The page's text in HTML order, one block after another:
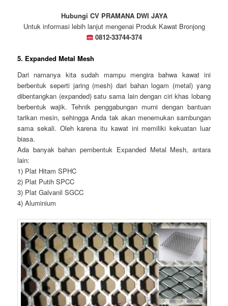
Hubungi CV PRAMANA DWI JAYA
Untuk informasi lebih lanjut mengenai Produk Kawat Bronjong
0812-33744-374
5. Expanded Metal Mesh
Dari namanya kita sudah mampu mengira bahwa kawat ini
berbentuk seperti jaring (mesh) dari bahan logam (metal) yang
dibentangkan (expanded) satu sama lain dengan ciri khas lobang
berbentuk wajik. Tehnik penggabungan murni dengan bantuan
tarikan mesin, sehingga Anda tak akan menemukan sambungan
sama sekali. Oleh karena itu kawat ini memiliki kekuatan luar
biasa.
Ada banyak bahan pembentuk Expanded Metal Mesh, antara
lain:
1) Plat Hitam SPHC
2) Plat Putih SPCC
3) Plat Galvanil SGCC
4) Aluminium